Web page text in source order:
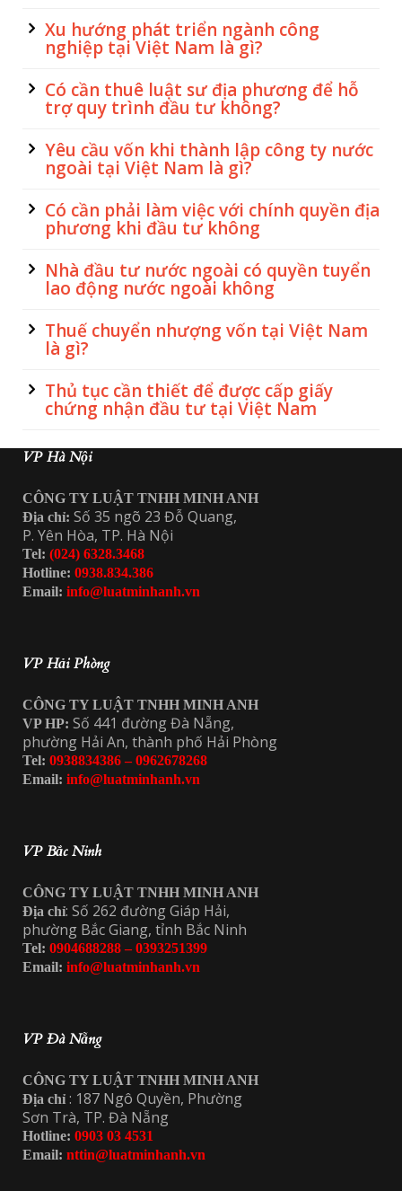
Xu hướng phát triển ngành công
nghiệp tại Việt Nam là gì?
Có cần thuê luật sư địa phương để hỗ
trợ quy trình đầu tư không?
Yêu cầu vốn khi thành lập công ty nước
ngoài tại Việt Nam là gì?
Có cần phải làm việc với chính quyền địa
phương khi đầu tư không
Nhà đầu tư nước ngoài có quyền tuyển
lao động nước ngoài không
Thuế chuyển nhượng vốn tại Việt Nam
là gì?
Thủ tục cần thiết để được cấp giấy
chứng nhận đầu tư tại Việt Nam
VP Hà Nội
CÔNG TY LUẬT TNHH MINH ANH
Địa chỉ: Số 35 ngõ 23 Đỗ Quang,
P. Yên Hòa, TP. Hà Nội
Tel: (024) 6328.3468
Hotline: 0938.834.386
Email: info@luatminhanh.vn
VP Hải Phòng
CÔNG TY LUẬT TNHH MINH ANH
VP HP: Số 441 đường Đà Nẵng,
phường Hải An, thành phố Hải Phòng
Tel: 0938834386 – 0962678268
Email: info@luatminhanh.vn
VP Bắc Ninh
CÔNG TY LUẬT TNHH MINH ANH
Địa chỉ: Số 262 đường Giáp Hải,
phường Bắc Giang, tỉnh Bắc Ninh
Tel: 0904688288 – 0393251399
Email: info@luatminhanh.vn
VP Đà Nẵng
CÔNG TY LUẬT TNHH MINH ANH
Địa chỉ : 187 Ngô Quyền, Phường
Sơn Trà, TP. Đà Nẵng
Hotline: 0903 03 4531
Email: nttin@luatminhanh.vn